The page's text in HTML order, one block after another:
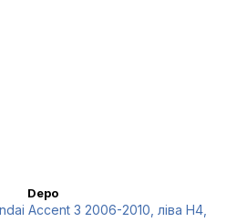
Depo
Accent 3 2006-2010, ліва H4,